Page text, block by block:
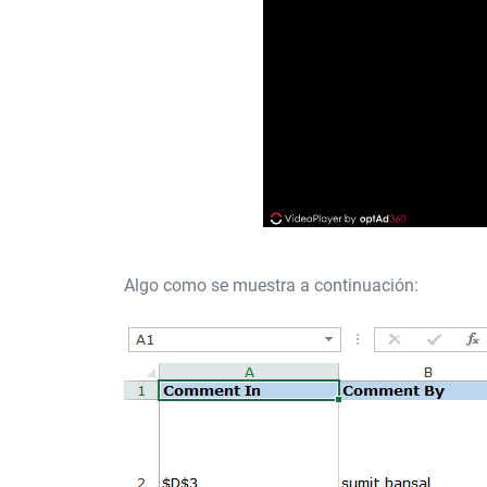
Algo como se muestra a continuación: